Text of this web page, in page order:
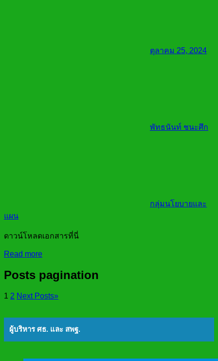
ตุลาคม 25, 2024
พัทธนันท์ ชนะศึก
กลุ่มนโยบายและ
แผน
ดาวน์โหลดเอกสารที่นี่
Read more
Posts pagination
1 2 Next Posts»
ผู้บริหาร ศธ. และ สพฐ.